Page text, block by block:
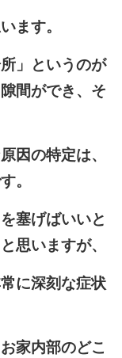
ます。
」というのが
間ができ、そ
因の特定は、
。
塞げばいいと
思いますが、
に深刻な症状
家内部のどこ